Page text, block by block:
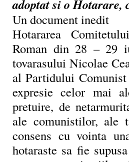
adoptat si o
Un document inedit
Hotararea
Roman din 28 – 29
tovarasului Nicolae
al Partidului Comunist
expresie celor mai
pretuire, de
ale comunistilor, ale
consens cu vointa
hotaraste sa fie